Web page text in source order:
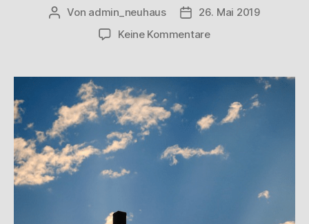
Von admin_neuhaus
26. Mai 2019
Keine Kommentare